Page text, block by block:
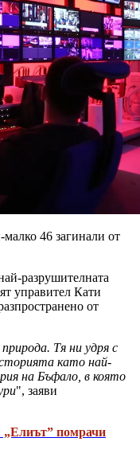
46 загинали от
разрушителната
управител Кати
от
Тя ни удря с
като най-
на Бъфало, в която
", заяви
„Елиът” помрачи